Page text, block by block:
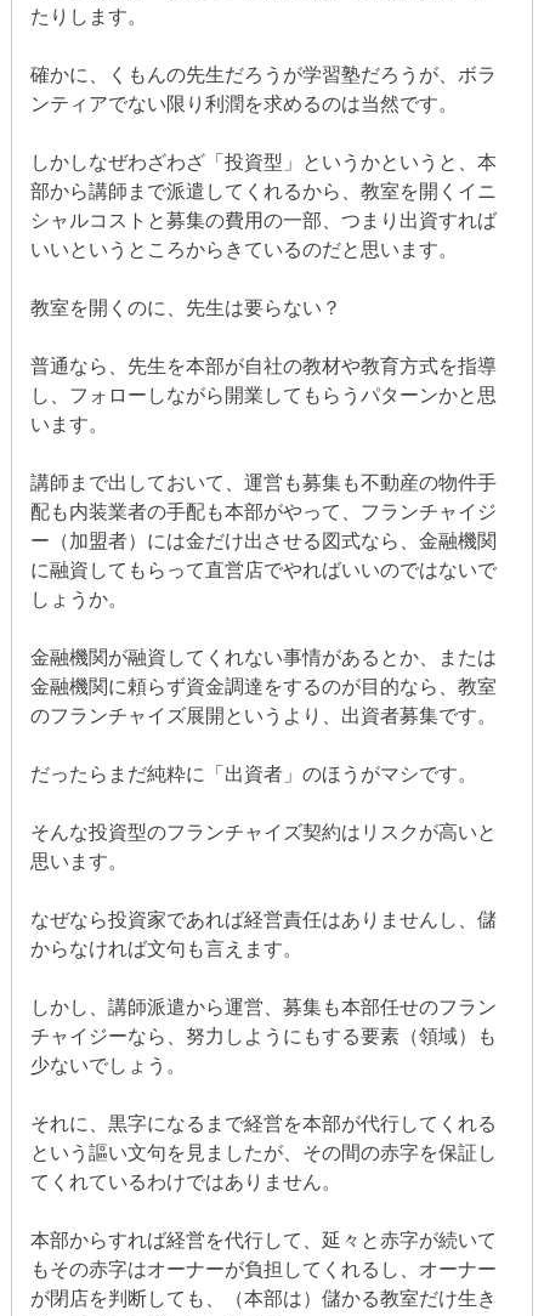
たりします。
確かに、くもんの先生だろうが学習塾だろうが、ボラ
ンティアでない限り利潤を求めるのは当然です。
しかしなぜわざわざ「投資型」というかというと、本
部から講師まで派遣してくれるから、教室を開くイニ
シャルコストと募集の費用の一部、つまり出資すれば
いいというところからきているのだと思います。
教室を開くのに、先生は要らない？
普通なら、先生を本部が自社の教材や教育方式を指導
し、フォローしながら開業してもらうパターンかと思
います。
講師まで出しておいて、運営も募集も不動産の物件手
配も内装業者の手配も本部がやって、フランチャイジ
ー（加盟者）には金だけ出させる図式なら、金融機関
に融資してもらって直営店でやればいいのではないで
しょうか。
金融機関が融資してくれない事情があるとか、または
金融機関に頼らず資金調達をするのが目的なら、教室
のフランチャイズ展開というより、出資者募集です。
だったらまだ純粋に「出資者」のほうがマシです。
そんな投資型のフランチャイズ契約はリスクが高いと
思います。
なぜなら投資家であれば経営責任はありませんし、儲
からなければ文句も言えます。
しかし、講師派遣から運営、募集も本部任せのフラン
チャイジーなら、努力しようにもする要素（領域）も
少ないでしょう。
それに、黒字になるまで経営を本部が代行してくれる
という謳い文句を見ましたが、その間の赤字を保証し
てくれているわけではありません。
本部からすれば経営を代行して、延々と赤字が続いて
もその赤字はオーナーが負担してくれるし、オーナー
が閉店を判断しても、（本部は）儲かる教室だけ生き